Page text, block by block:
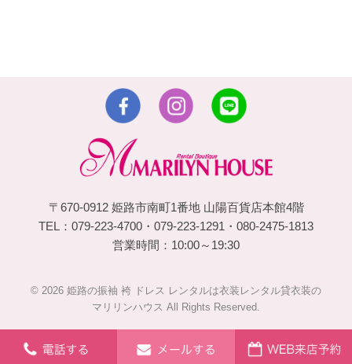
〒670-0912 姫路市南町1番地 山陽百貨店本館4階
TEL：079-223-4700・079-223-1291・080-2475-1813
営業時間：10:00～19:30
© 2026 姫路の振袖 袴 ドレス レンタルは衣装レンタル貸衣装の
マリリンハウス All Rights Reserved.